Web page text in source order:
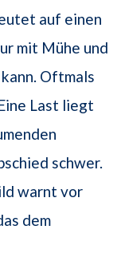
auf einen
mit Mühe und
Oftmals
Last liegt
schwer.
warnt vor
dem